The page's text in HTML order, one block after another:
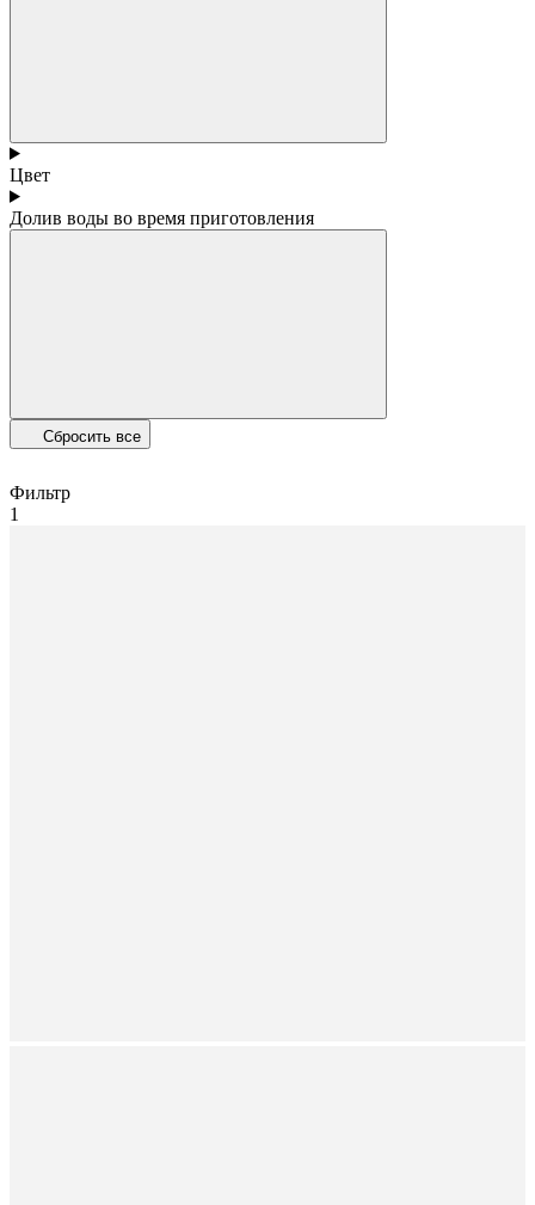
Цвет
Долив воды во время приготовления
Сбросить все
Фильтр
1